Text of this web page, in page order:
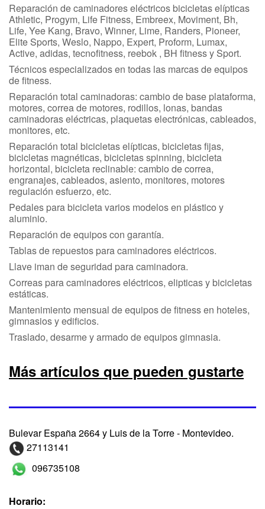
Reparación de caminadores eléctricos bicicletas elípticas
Athletic, Progym, Life Fitness, Embreex, Moviment, Bh,
Life, Yee Kang, Bravo, Winner, Lime, Randers, Pioneer,
Elite Sports, Weslo, Nappo, Expert, Proform, Lumax,
Active, adidas, tecnofitness, reebok , BH fitness y Sport.
Técnicos especializados en todas las marcas de equipos
de fitness.
Reparación total caminadoras: cambio de base plataforma,
motores, correa de motores, rodillos, lonas, bandas
caminadoras eléctricas, plaquetas electrónicas, cableados,
monitores, etc.
Reparación total bicicletas elípticas, bicicletas fijas,
bicicletas magnéticas, bicicletas spinning, bicicleta
horizontal, bicicleta reclinable: cambio de correa,
engranajes, cableados, asiento, monitores, motores
regulación esfuerzo, etc.
Pedales para bicicleta varios modelos en plástico y
aluminio.
Reparación de equipos con garantía.
Tablas de repuestos para caminadores eléctricos.
Llave iman de seguridad para caminadora.
Correas para caminadores eléctricos, elipticas y bicicletas
estáticas.
Mantenimiento mensual de equipos de fitness en hoteles,
gimnasios y edificios.
Traslado, desarme y armado de equipos gimnasia.
Más artículos que pueden gustarte
Bulevar España 2664 y Luis de la Torre - Montevideo.
27113141
096735108
Horario: